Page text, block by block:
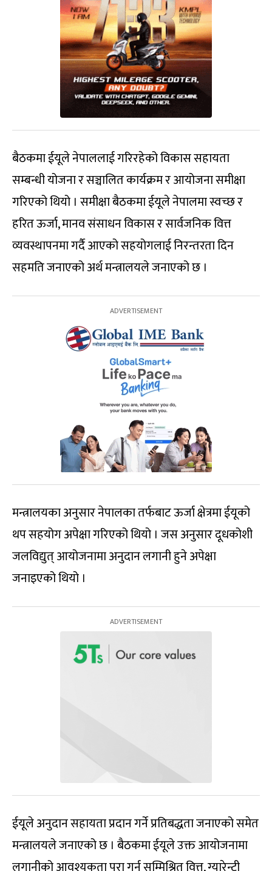
बैठकमा ईयूले नेपाललाई गरिरहेको विकास सहायता
सम्बन्धी योजना र सञ्चालित कार्यक्रम र आयोजना समीक्षा
गरिएको थियो । समीक्षा बैठकमा ईयूले नेपालमा स्वच्छ र
हरित ऊर्जा, मानव संसाधन विकास र सार्वजनिक वित्त
व्यवस्थापनमा गर्दै आएको सहयोगलाई निरन्तरता दिन
सहमति जनाएको अर्थ मन्त्रालयले जनाएको छ ।
मन्त्रालयका अनुसार नेपालका तर्फबाट ऊर्जा क्षेत्रमा ईयूको
थप सहयोग अपेक्षा गरिएको थियो । जस अनुसार दूधकोशी
जलविद्युत् आयोजनामा अनुदान लगानी हुने अपेक्षा
जनाइएको थियो ।
ईयूले अनुदान सहायता प्रदान गर्ने प्रतिबद्धता जनाएको समेत
मन्त्रालयले जनाएको छ । बैठकमा ईयूले उक्त आयोजनामा